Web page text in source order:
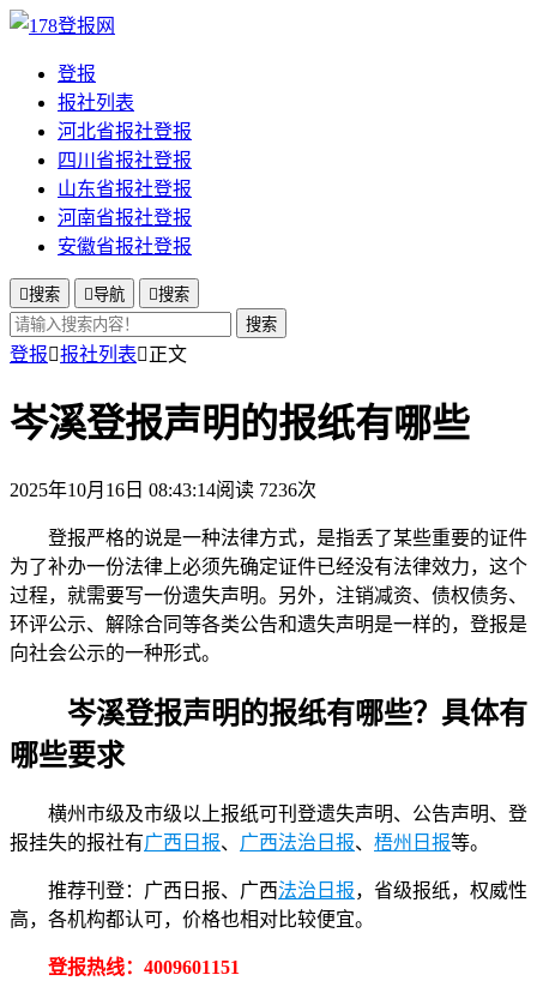
登报
报社列表
河北省报社登报
四川省报社登报
山东省报社登报
河南省报社登报
安徽省报社登报
搜索 导航 搜索
搜索
登报报社列表正文
岑溪登报声明的报纸有哪些
2025年10月16日 08:43:14阅读 7236次
登报严格的说是一种法律方式，是指丢了某些重要的证件
为了补办一份法律上必须先确定证件已经没有法律效力，这个
过程，就需要写一份遗失声明。另外，注销减资、债权债务、
环评公示、解除合同等各类公告和遗失声明是一样的，登报是
向社会公示的一种形式。
岑溪登报声明的报纸有哪些？具体有
哪些要求
横州市级及市级以上报纸可刊登遗失声明、公告声明、登
报挂失的报社有广西日报、 广西法治日报、 梧州日报等。
推荐刊登：广西日报、广西法治日报，省级报纸，权威性
高，各机构都认可，价格也相对比较便宜。
登报热线：4009601151